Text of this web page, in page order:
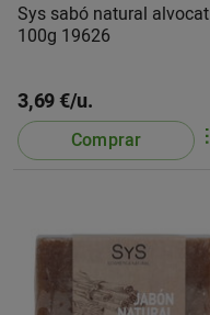
Sys sabó natural alvocat
100g 19626
3,69 €/u.
Comprar